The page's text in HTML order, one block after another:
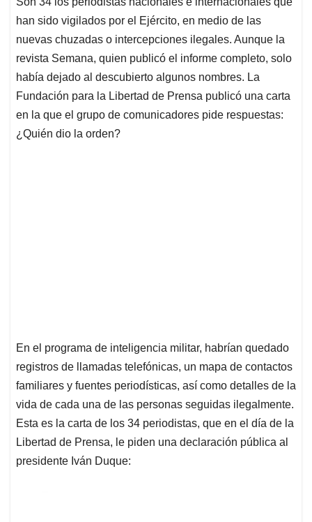
s
A
p
p
b
o
o
k
e
d
I
n
l
a
d
s
han sido vigilados por el Ejército, en medio de las
nuevas chuzadas o intercepciones ilegales. Aunque la
revista Semana, quien publicó el informe completo, solo
había dejado al descubierto algunos nombres. La
Fundación para la Libertad de Prensa publicó una carta
en la que el grupo de comunicadores pide respuestas:
¿Quién dio la orden?
En el programa de inteligencia militar, habrían quedado
registros de llamadas telefónicas, un mapa de contactos
familiares y fuentes periodísticas, así como detalles de la
vida de cada una de las personas seguidas ilegalmente.
Esta es la carta de los 34 periodistas, que en el día de la
Libertad de Prensa, le piden una declaración pública al
presidente Iván Duque: